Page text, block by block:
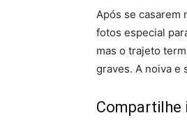
Após se casarem
fotos especial
mas o trajeto
graves. A noiva e
Compartilhe